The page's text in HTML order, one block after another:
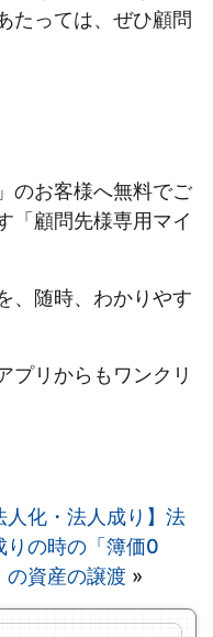
たっては、ぜひ顧問
のお客様へ無料でご
「顧問先様専用マイ
、随時、わかりやす
プリからもワンクリ
人化・法人成り】法
りの時の「簿価0
の資産の譲渡 »